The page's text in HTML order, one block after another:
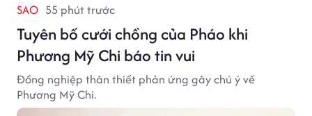
SAO 55 phút trước
Tuyên bố cưới chồng của Pháo khi
Phương Mỹ Chi báo tin vui
Đồng nghiệp thân thiết phản ứng gây chú ý về
Phương Mỹ Chi.